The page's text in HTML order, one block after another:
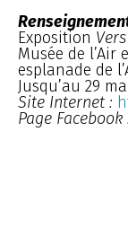
Exposition
Musée de l’Air
esplanade de
Jusqu’au 29
Site Internet :
Page Facebook